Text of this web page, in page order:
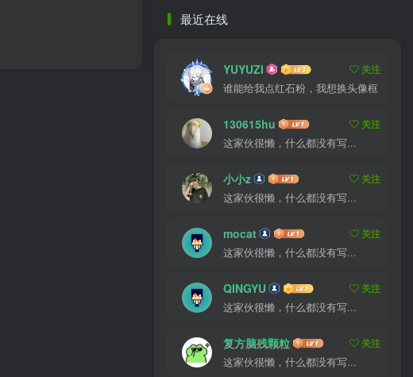
最近在线
YUYUZI
关注
谁能给我点红石粉，我想换头像框
130615hu
关注
这家伙很懒，什么都没有写...
小小z
关注
这家伙很懒，什么都没有写...
mocat
关注
这家伙很懒，什么都没有写...
QINGYU
关注
这家伙很懒，什么都没有写...
复方脑残颗粒
关注
这家伙很懒，什么都没有写...